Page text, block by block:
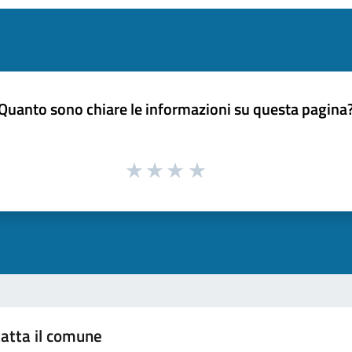
sono chiare le informazioni su questa
il comune